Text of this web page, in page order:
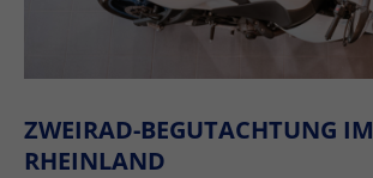
ZWEIRAD-BEGUTACHTUNG IM
RHEINLAND